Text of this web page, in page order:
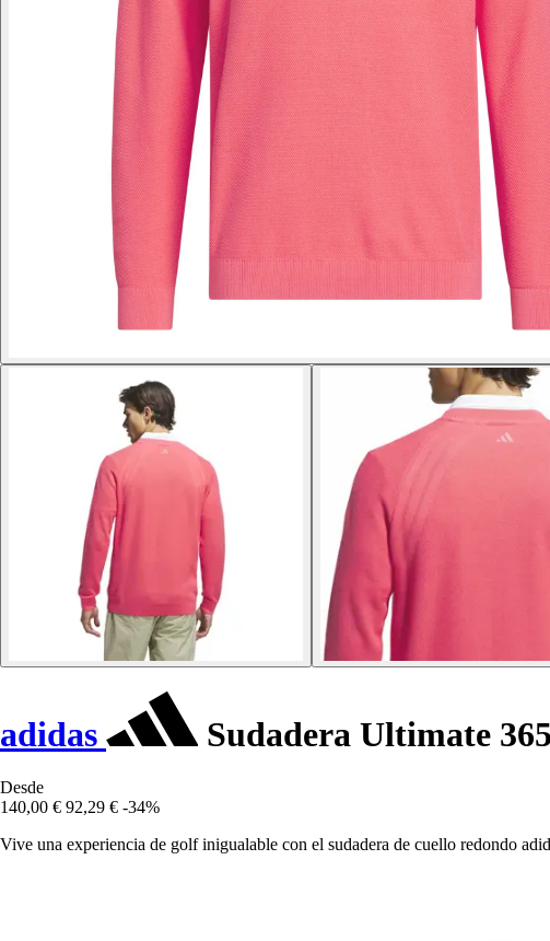
adidas Sudadera Ultimate
Desde
140,00 € 92,29 € -34%
Vive una experiencia de golf inigualable con el sudadera de cuello redondo